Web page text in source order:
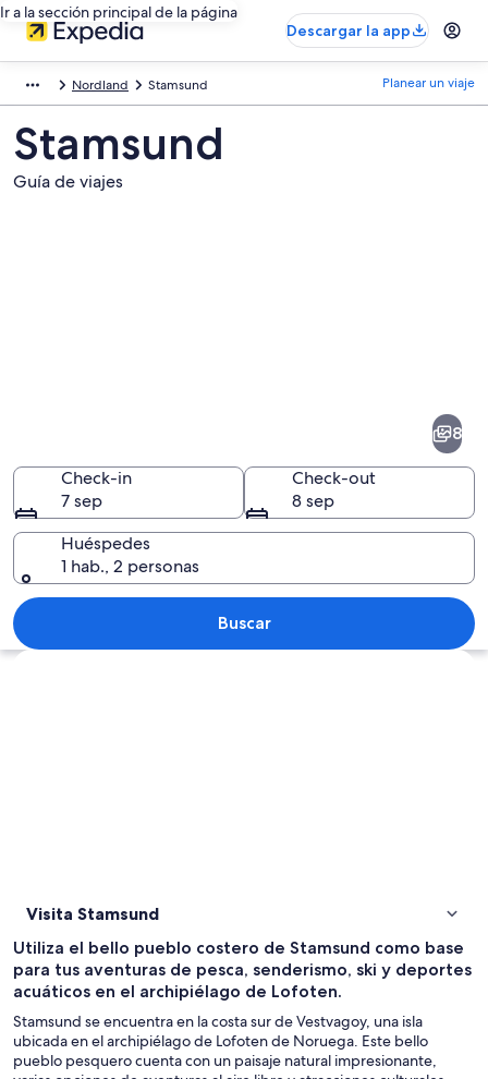
Ir a la sección principal de la página
Descargar la app
Nordland Stamsund Planear un viaje
Stamsund
Guía de viajes
Un edificio blanco con un letrero
8
Check-in
7 sep
Check-out
8 sep
Huéspedes
1 hab., 2 personas
Buscar
Explorar mapa
Visita Stamsund
Utiliza el bello pueblo costero de Stamsund como base
para tus aventuras de pesca, senderismo, ski y deportes
acuáticos en el archipiélago de Lofoten.
Stamsund se encuentra en la costa sur de Vestvagoy, una isla
ubicada en el archipiélago de Lofoten de Noruega. Este bello
pueblo pesquero cuenta con un paisaje natural impresionante,